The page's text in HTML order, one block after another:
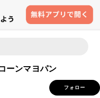
ーンマヨパン
フォロー